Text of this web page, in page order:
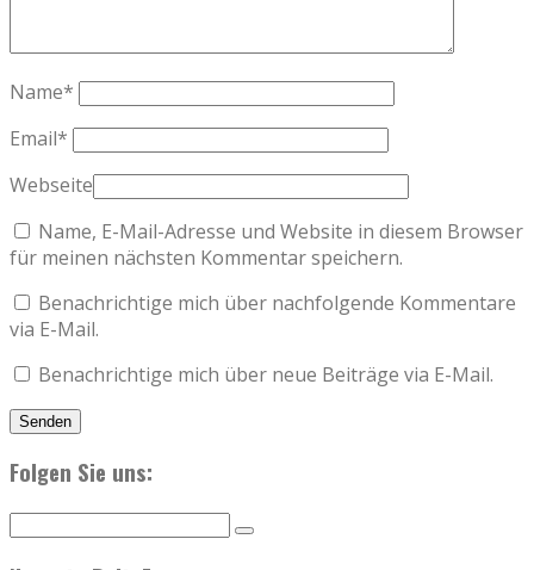
Name*
Email*
Webseite
Name, E-Mail-Adresse und Website in diesem Browser
für meinen nächsten Kommentar speichern.
Benachrichtige mich über nachfolgende Kommentare
via E-Mail.
Benachrichtige mich über neue Beiträge via E-Mail.
Folgen Sie uns: